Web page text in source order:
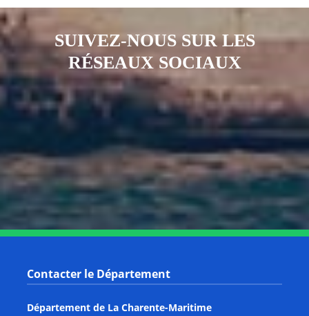
SUIVEZ-NOUS SUR LES
RÉSEAUX SOCIAUX
Notre page Instagram
Notre page Facebook
Notre page XNotre page Tiktok
Notre page
Notre page Youtube
Contacter le Département
Département de La Charente-Maritime